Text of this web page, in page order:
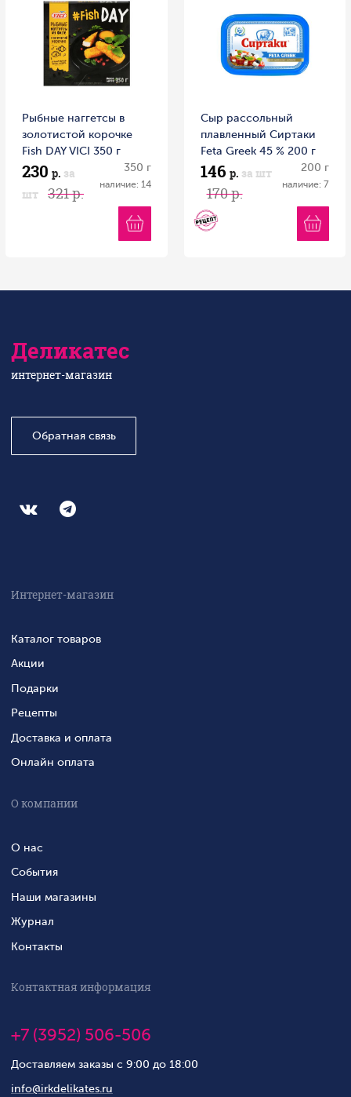
Рыбные наггетсы в
золотистой корочке
Fish DAY VICI 350 г
230 р. за
шт
321 р.
350 г
наличие: 14
Сыр рассольный
плавленный Сиртаки
Feta Greek 45 % 200 г
146 р. за шт
170 р.
200 г
наличие: 7
Деликатес
интернет-магазин
Обратная связь
Интернет-магазин
Каталог товаров
Акции
Подарки
Рецепты
Доставка и оплата
Онлайн оплата
О компании
О нас
События
Наши магазины
Журнал
Контакты
Контактная информация
+7 (3952) 506-506
Доставляем заказы с 9:00 до 18:00
info@irkdelikates.ru